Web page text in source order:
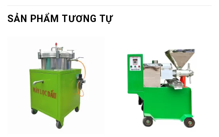
SẢN PHẨM TƯƠNG TỰ